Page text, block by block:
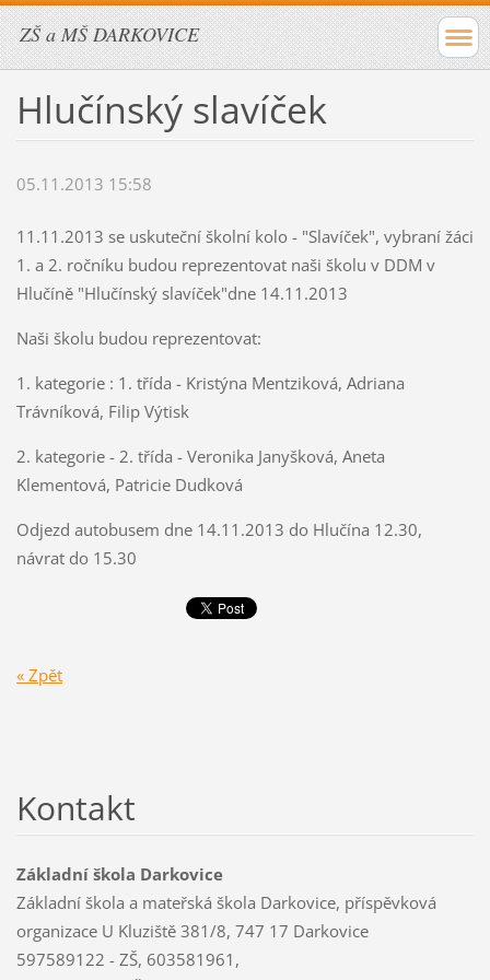
ZŠ a MŠ DARKOVICE
Hlučínský slavíček
05.11.2013 15:58
11.11.2013 se uskuteční školní kolo - "Slavíček", vybraní žáci
1. a 2. ročníku budou reprezentovat naši školu v DDM v
Hlučíně "Hlučínský slavíček"dne 14.11.2013
Naši školu budou reprezentovat:
1. kategorie : 1. třída - Kristýna Mentziková, Adriana
Trávníková, Filip Výtisk
2. kategorie - 2. třída - Veronika Janyšková, Aneta
Klementová, Patricie Dudková
Odjezd autobusem dne 14.11.2013 do Hlučína 12.30,
návrat do 15.30
« Zpět
Kontakt
Základní škola Darkovice
Základní škola a mateřská škola Darkovice, příspěvková
organizace U Kluziště 381/8, 747 17 Darkovice
597589122 - ZŠ, 603581961,